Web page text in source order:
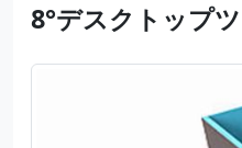
8°デスクトップ